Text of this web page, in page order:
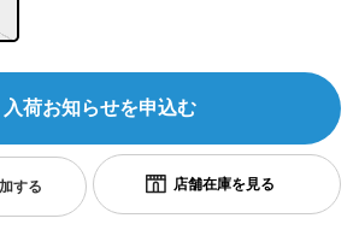
する
入荷お知らせを申込む